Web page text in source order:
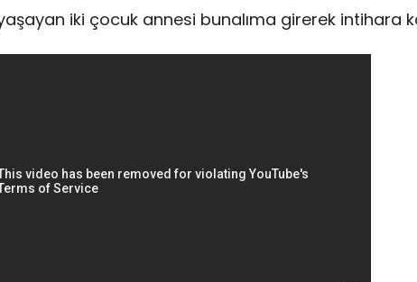
iki çocuk annesi bunalıma girerek intihara